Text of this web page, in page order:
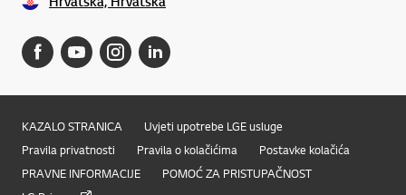
KAZALO STRANICA
Uvjeti upotrebe LGE usluge
Pravila privatnosti
Pravila o kolačićima
Postavke kolačića
PRAVNE INFORMACIJE
POMOĆ ZA PRISTUPAČNOST